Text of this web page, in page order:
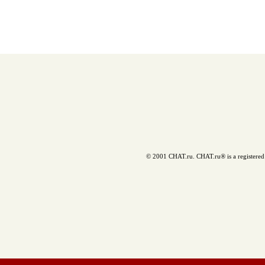
© 2001 CHAT.ru. CHAT.ru® is a